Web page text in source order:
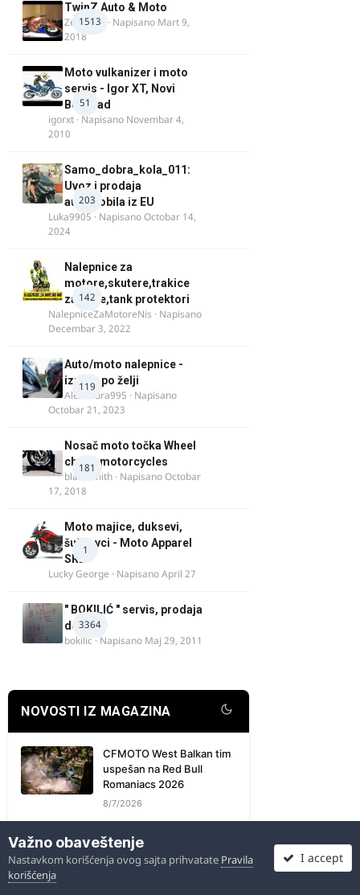
1513
TwinZ Auto & Moto
Zeljkamp · Napisano Mart 9,
2018
51
Moto vulkanizer i moto
servis - Igor XT, Novi
Beograd
igorxt · Napisano Novembar 4,
2010
203
Samo_dobra_kola_011:
Uvoz i prodaja
automobila iz EU
Luka9905 · NapisanoOctobar 14,
2024
142
Nalepnice za
motore,skutere,trakice
za felne,tank protektori
NalepniceZaMotoreNis · Napisano
Decembar 3, 2022
119
Auto/moto nalepnice -
izrada po želji
Alexandra995 · Napisano
Octobar 21, 2023
181
Nosač moto točka Wheel
chock motorcycles
blacksmith · NapisanoOctobar
17, 2018
1
Moto majice, duksevi,
šuškavci - Moto Apparel
SRB
Lucky George · NapisanoApril 27
3364
" BOKILIĆ " servis, prodaja
delova
bokilic · Napisano Maj 29, 2011
NOVOSTI IZ MAGAZINA
CFMOTO West Balkan tim
uspešan na Red Bull
Romaniacs 2026
8/7/2026
ponovo dostupni –
Trenutna isporuka
Važno obaveštenje
Nastavkom korišćenja ovog sajta prihvatate Pravila
korišćenja
I accept